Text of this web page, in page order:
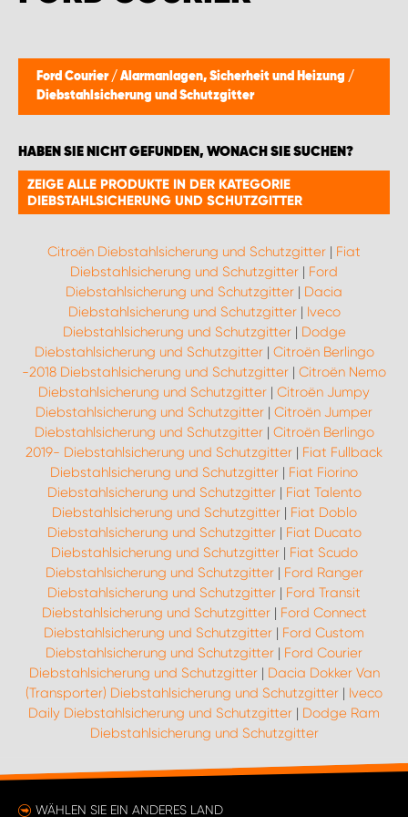
Ford Courier / Alarmanlagen, Sicherheit und Heizung /
Diebstahlsicherung und Schutzgitter
HABEN SIE NICHT GEFUNDEN, WONACH SIE SUCHEN?
ZEIGE ALLE PRODUKTE IN DER KATEGORIE
DIEBSTAHLSICHERUNG UND SCHUTZGITTER
Citroën Diebstahlsicherung und Schutzgitter | Fiat
Diebstahlsicherung und Schutzgitter | Ford
Diebstahlsicherung und Schutzgitter | Dacia
Diebstahlsicherung und Schutzgitter| Iveco
Diebstahlsicherung und Schutzgitter| Dodge
Diebstahlsicherung und Schutzgitter| Citroën Berlingo
-2018 Diebstahlsicherung und Schutzgitter | Citroën Nemo
Diebstahlsicherung und Schutzgitter | Citroën Jumpy
Diebstahlsicherung und Schutzgitter | Citroën Jumper
Diebstahlsicherung und Schutzgitter| Citroën Berlingo
2019- Diebstahlsicherung und Schutzgitter | Fiat Fullback
Diebstahlsicherung und Schutzgitter | Fiat Fiorino
Diebstahlsicherung und Schutzgitter| Fiat Talento
Diebstahlsicherung und Schutzgitter| Fiat Doblo
Diebstahlsicherung und Schutzgitter| Fiat Ducato
Diebstahlsicherung und Schutzgitter| Fiat Scudo
Diebstahlsicherung und Schutzgitter| Ford Ranger
Diebstahlsicherung und Schutzgitter | Ford Transit
Diebstahlsicherung und Schutzgitter| Ford Connect
Diebstahlsicherung und Schutzgitter | Ford Custom
Diebstahlsicherung und Schutzgitter | Ford Courier
Diebstahlsicherung und Schutzgitter| Dacia Dokker Van
(Transporter) Diebstahlsicherung und Schutzgitter | Iveco
Daily Diebstahlsicherung und Schutzgitter | Dodge Ram
Diebstahlsicherung und Schutzgitter
WÄHLEN SIE EIN ANDERES LAND